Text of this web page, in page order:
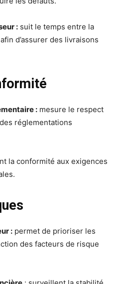
: suit le temps entre la
d’assurer des livraisons
: mesure le respect
réglementations
la conformité aux exigences
: permet de prioriser les
des facteurs de risque